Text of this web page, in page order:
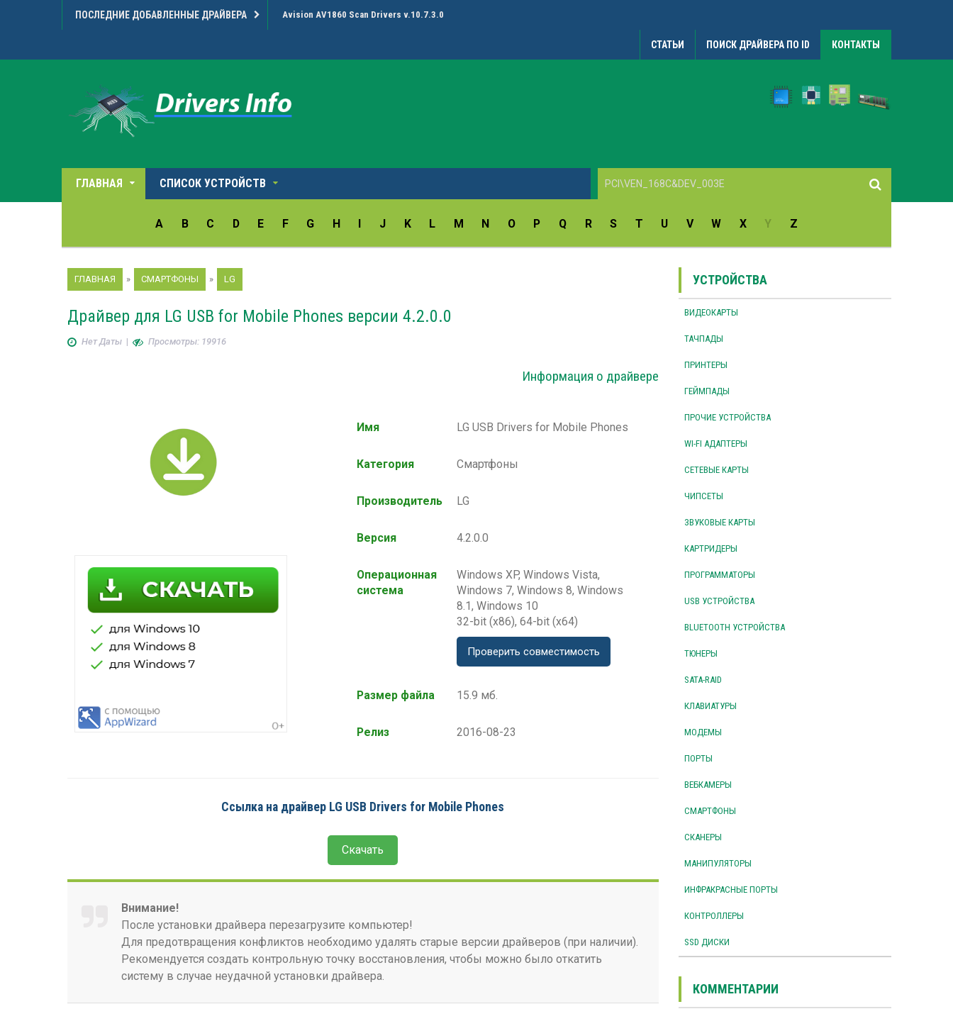
ПОСЛЕДНИЕ ДОБАВЛЕННЫЕ ДРАЙВЕРА Avision AV1860 Scan Drivers v.10.7.3.0
СТАТЬИ ПОИСК ДРАЙВЕРА ПО ID КОНТАКТЫ
ГЛАВНАЯ СПИСОК УСТРОЙСТВ
A B C D E F G H J K L M N O P Q R S T U V W X Y Z
ГЛАВНАЯ » СМАРТФОНЫ » LG
Драйвер для LG USB for Mobile Phones версии 4.2.0.0
Нет Даты | Просмотры: 19916
Информация о драйвере
Имя LG USB Drivers for Mobile Phones
Категория Смартфоны
Производитель LG
Версия 4.2.0.0
Операционная
система
Windows XP, Windows Vista,
Windows 7, Windows 8, Windows
8.1, Windows 10
32-bit (x86), 64-bit (x64)
Проверить совместимость
Размер файла 15.9 мб.
Релиз 2016-08-23
Ссылка на драйвер LG USB Drivers for Mobile Phones
Скачать
Внимание!
После установки драйвера перезагрузите компьютер!
Для предотвращения конфликтов необходимо удалять старые версии драйверов (при наличии).
Рекомендуется создать контрольную точку восстановления, чтобы можно было откатить
систему в случае неудачной установки драйвера.
УСТРОЙСТВА
ВИДЕОКАРТЫ
ТАЧПАДЫ
ПРИНТЕРЫ
ГЕЙМПАДЫ
ПРОЧИЕ УСТРОЙСТВА
WI-FI АДАПТЕРЫ
СЕТЕВЫЕ КАРТЫ
ЧИПСЕТЫ
ЗВУКОВЫЕ КАРТЫ
КАРТРИДЕРЫ
ПРОГРАММАТОРЫ
USB УСТРОЙСТВА
BLUETOOTH УСТРОЙСТВА
ТЮНЕРЫ
SATA-RAID
КЛАВИАТУРЫ
МОДЕМЫ
ПОРТЫ
ВЕБКАМЕРЫ
СМАРТФОНЫ
СКАНЕРЫ
МАНИПУЛЯТОРЫ
ИНФРАКРАСНЫЕ ПОРТЫ
КОНТРОЛЛЕРЫ
SSD ДИСКИ
КОММЕНТАРИИ